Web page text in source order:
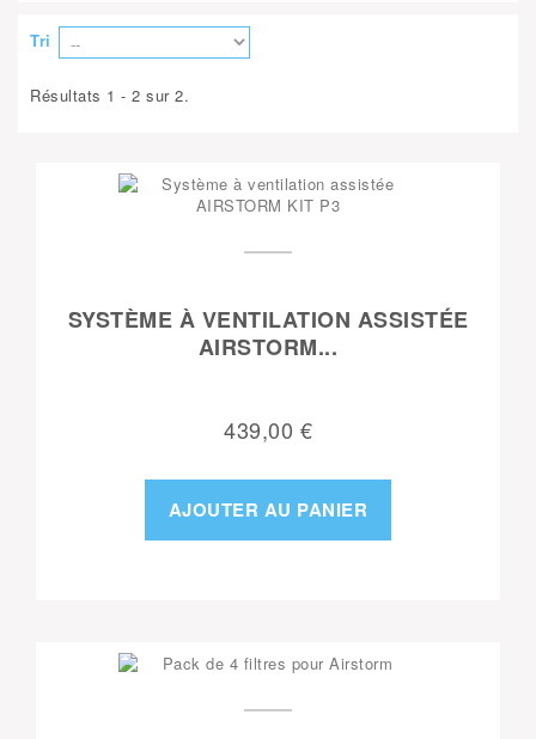
Tri
Résultats 1 - 2 sur 2.
SYSTÈME À VENTILATION ASSISTÉE
AIRSTORM...
439,00 €
AJOUTER AU PANIER